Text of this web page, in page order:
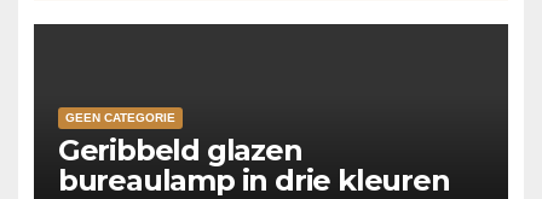
GEEN CATEGORIE
Geribbeld glazen
bureaulamp in drie kleuren